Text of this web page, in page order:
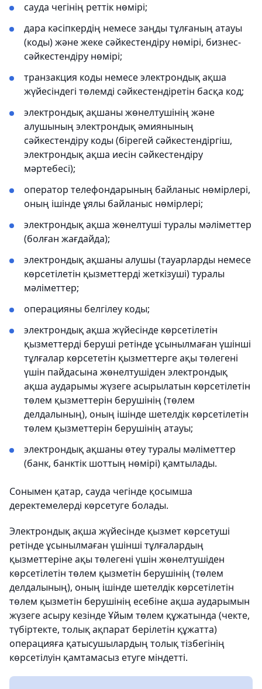
сауда чегінің реттік нөмірі;
дара кәсіпкердің немесе заңды тұлғаның атауы
(коды) және жеке сәйкестендіру нөмірі, бизнес-
сәйкестендіру нөмірі;
транзакция коды немесе электрондық ақша
жүйесіндегі төлемді сәйкестендіретін басқа код;
электрондық ақшаны жөнелтушінің және
алушының электрондық әмиянының
сәйкестендіру коды (бірегей сәйкестендіргіш,
электрондық ақша иесін сәйкестендіру
мәртебесі);
оператор телефондарының байланыс нөмірлері,
оның ішінде ұялы байланыс нөмірлері;
электрондық ақша жөнелтуші туралы мәліметтер
(болған жағдайда);
электрондық ақшаны алушы (тауарларды немесе
көрсетілетін қызметтерді жеткізуші) туралы
мәліметтер;
операцияны белгілеу коды;
электрондық ақша жүйесінде көрсетілетін
қызметтерді беруші ретінде ұсынылмаған үшінші
тұлғалар көрсететін қызметтерге ақы төлегені
үшін пайдасына жөнелтушіден электрондық
ақша аударымы жүзеге асырылатын көрсетілетін
төлем қызметтерін берушінің (төлем
делдалының), оның ішінде шетелдік көрсетілетін
төлем қызметтерін берушінің атауы;
электрондық ақшаны өтеу туралы мәліметтер
(банк, банктік шоттың нөмірі) қамтылады.
Сонымен қатар, сауда чегінде қосымша
деректемелерді көрсетуге болады.
Электрондық ақша жүйесінде қызмет көрсетуші
ретінде ұсынылмаған үшінші тұлғалардың
қызметтеріне ақы төлегені үшін жөнелтушіден
көрсетілетін төлем қызметін берушінің (төлем
делдалының), оның ішінде шетелдік көрсетілетін
төлем қызметін берушінің есебіне ақша аударымын
жүзеге асыру кезінде Ұйым төлем құжатында (чекте,
түбіртекте, толық ақпарат берілетін құжатта)
операцияға қатысушылардың толық тізбегінің
көрсетілуін қамтамасыз етуге міндетті.